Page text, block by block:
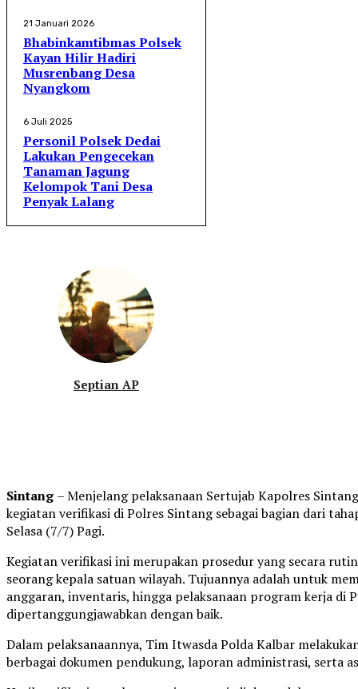
21 Januari 2026
Bhabinkamtibmas Polsek
Kayan Hilir Hadiri
Musrenbang Desa
Nyangkom
6 Juli 2025
Personil Polsek Dedai
Lakukan Pengecekan
Tanaman Jagung
Kelompok Tani Desa
Penyak Lalang
Septian AP
Sintang– Menjelang pelaksanaan Sertujab Kapolres
kegiatan verifikasi di Polres Sintang sebagai bagian dari
Selasa (7/7) Pagi.
Kegiatan verifikasi ini merupakan prosedur yang secara
seorang kepala satuan wilayah. Tujuannya adalah untuk
anggaran, inventaris, hingga pelaksanaan program kerja di
dipertanggungjawabkan dengan baik.
Dalam pelaksanaannya, Tim Itwasda Polda Kalbar
berbagai dokumen pendukung, laporan administrasi, serta